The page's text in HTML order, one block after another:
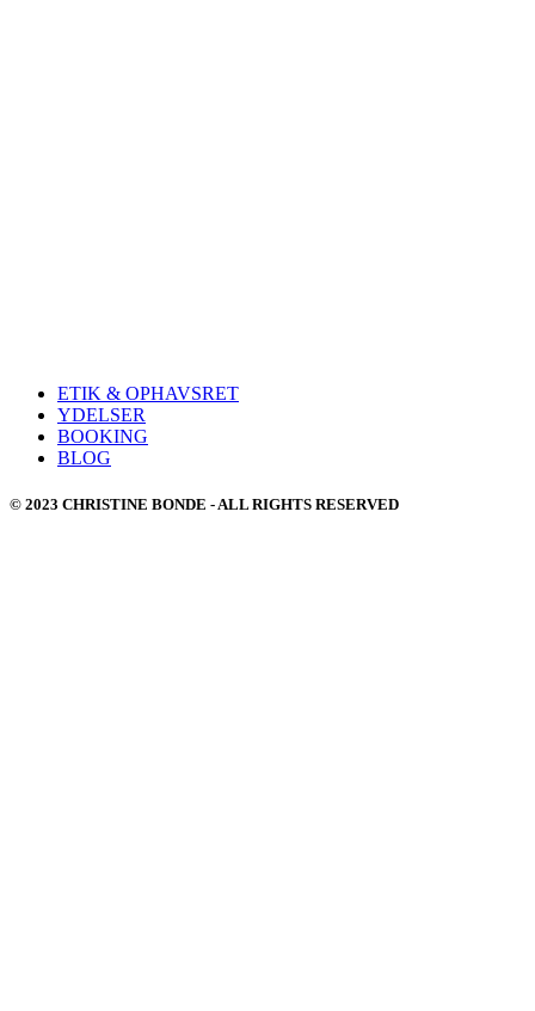
ETIK & OPHAVSRET
YDELSER
BOOKING
BLOG
© 2023 CHRISTINE BONDE - ALL RIGHTS RESERVED